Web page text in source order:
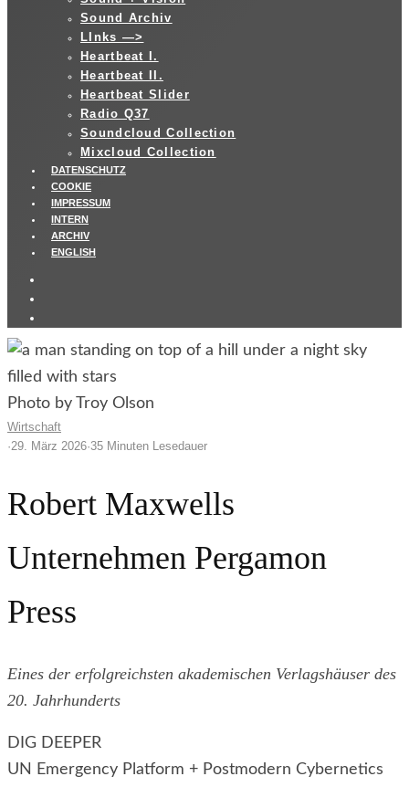
Sound Archiv
LInks —>
Heartbeat I.
Heartbeat II.
Heartbeat Slider
Radio Q37
Soundcloud Collection
Mixcloud Collection
DATENSCHUTZ
COOKIE
IMPRESSUM
INTERN
ARCHIV
ENGLISH
Photo by Troy Olson
Wirtschaft
·29. März 2026·35 Minuten Lesedauer
Robert Maxwells
Unternehmen Pergamon
Press
Eines der erfolgreichsten akademischen Verlagshäuser des
20. Jahrhunderts
DIG DEEPER
UN Emergency Platform + Postmodern Cybernetics